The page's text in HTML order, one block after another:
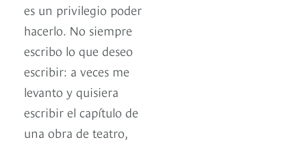
es un privilegio poder
hacerlo. No siempre
escribo lo que deseo
escribir: a veces me
levanto y quisiera
escribir el capítulo de
una obra de teatro,